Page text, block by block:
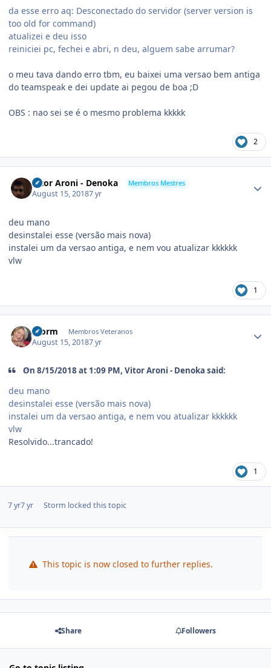
da esse erro aq: Desconectado do servidor (server version is
too old for command)
atualizei e deu isso
reiniciei pc, fechei e abri, n deu, alguem sabe arrumar?
o meu tava dando erro tbm, eu baixei uma versao bem antiga
do teamspeak e dei update ai pegou de boa ;D
OBS : nao sei se é o mesmo problema kkkkk
2
Vitor Aroni - Denoka Membros Mestres
August 15, 20187 yr
deu mano
desinstalei esse (versão mais nova)
instalei um da versao antiga, e nem vou atualizar kkkkkk
vlw
1
Storm Membros Veteranos
August 15, 20187 yr
On 8/15/2018 at 1:09 PM,Vitor Aroni - Denoka said:
deu mano
desinstalei esse (versão mais nova)
instalei um da versao antiga, e nem vou atualizar kkkkkk
vlw
Resolvido...trancado!
1
7 yr7 yr Storm locked this topic
This topic is now closed to further replies.
Share Followers